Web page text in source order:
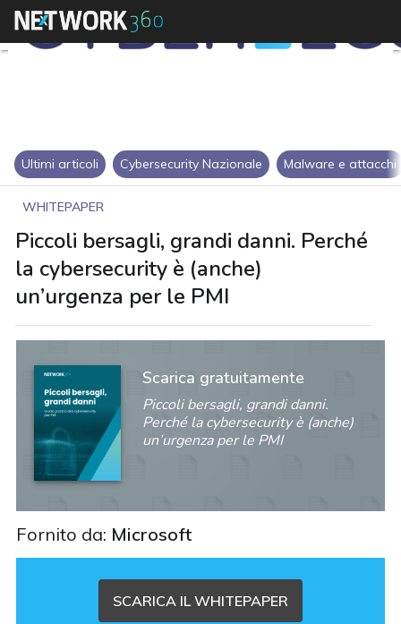
Ultimi articoli Cybersecurity Nazionale Malware e attacchi
WHITEPAPER
Piccoli bersagli, grandi danni. Perché
la cybersecurity è (anche)
un’urgenza per le PMI
Scarica gratuitamente
Piccoli bersagli, grandi danni.
Perché la cybersecurity è (anche)
un’urgenza per le PMI
Fornito da: Microsoft
SCARICA IL WHITEPAPER